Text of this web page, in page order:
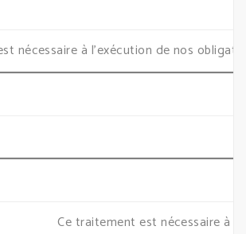
nécessaire à l’exécution de nos
Ce traitement est nécessaire à